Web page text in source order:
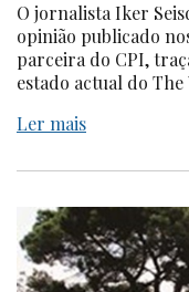
O jornalista Iker
opinião publicado
parceira do CPI,
estado actual do
Ler mais